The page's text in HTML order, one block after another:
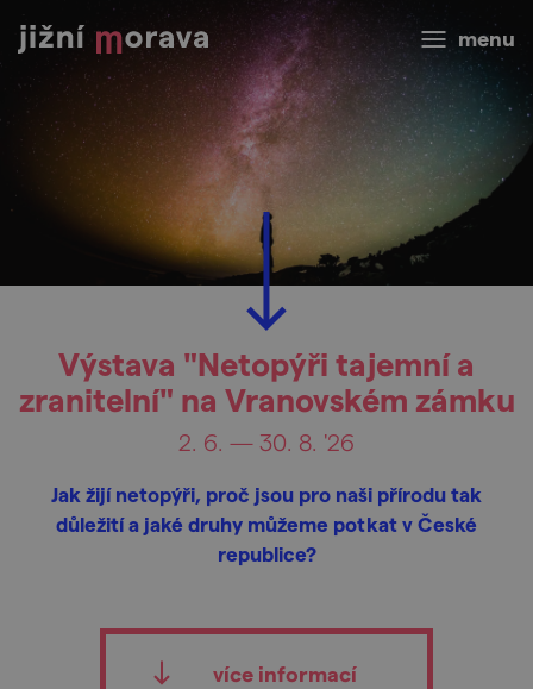
menu
Výstava "Netopýři tajemní a
zranitelní" na Vranovském zámku
2. 6. — 30. 8. '26
Jak žijí netopýři, proč jsou pro naši přírodu tak
důležití a jaké druhy můžeme potkat v České
republice?
více informací